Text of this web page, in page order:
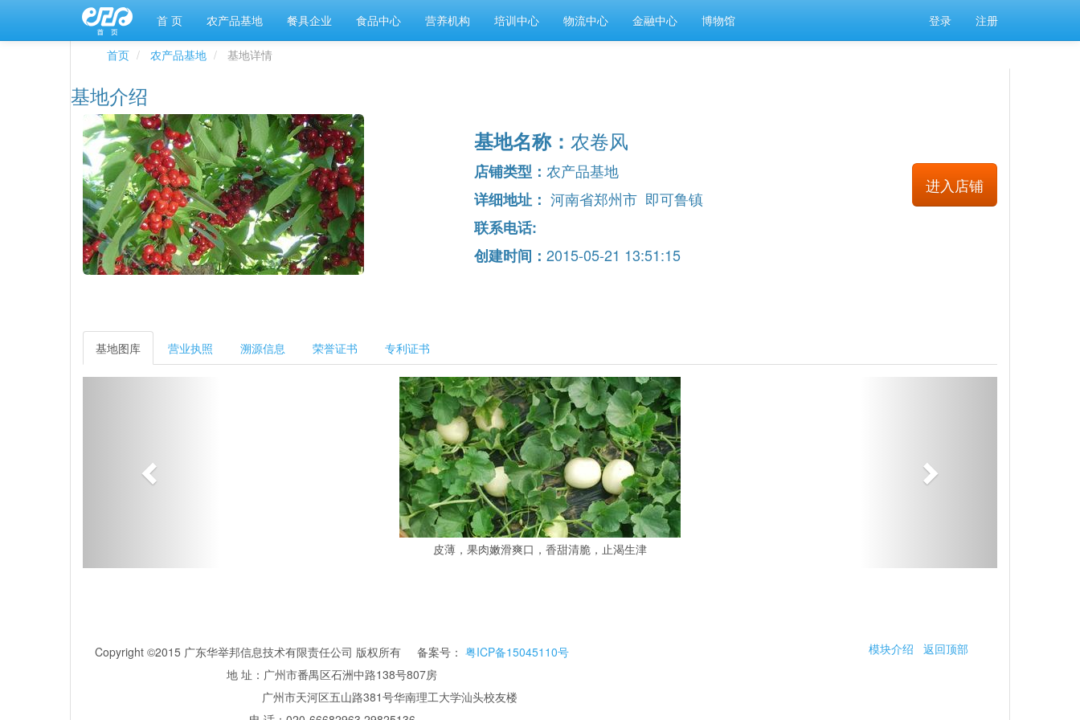
首 页 农产品基地 餐具企业 食品中心 营养机构 培训中心 物流中心 金融中心 博物馆 登录 注册
首页 农产品基地 基地详情
基地介绍
基地名称： 农卷风
店铺类型： 农产品基地
进入店铺
详细地址： 河南省郑州市 即可鲁镇
联系电话:
创建时间： 2015-05-21 13:51:15
基地图库 营业执照 溯源信息 荣誉证书 专利证书
皮薄，果肉嫩滑爽口，香甜清脆，止渴生津
模块介绍 返回顶部
Copyright ©2015 广东华举邦信息技术有限责任公司 版权所有 备案号： 粤ICP备15045110号
地 址：广州市番禺区石洲中路138号807房
广州市天河区五山路381号华南理工大学汕头校友楼